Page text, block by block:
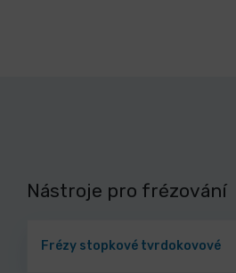
Nástroje pro frézování
Frézy stopkové tvrdokovové